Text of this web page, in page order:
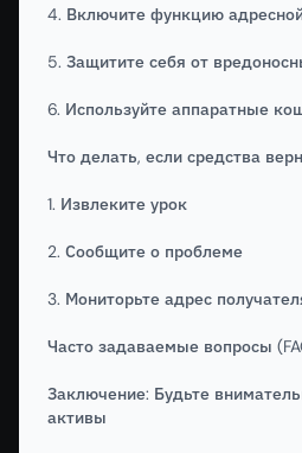
4. Включите функцию
5. Защитите себя от
6. Используйте аппаратные
Что делать, если средства
1. Извлеките урок
2. Сообщите о проблеме
3. Мониторьте адрес
Часто задаваемые вопросы
Заключение: Будьте
активы